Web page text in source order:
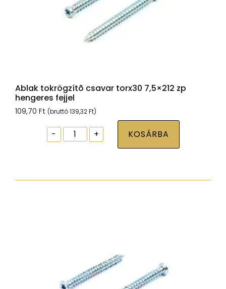
Ablak tokrögzítõ csavar torx30 7,5×212 zp
hengeres fejjel
109,70 Ft (bruttó139,32Ft)
-
Ablak
tokrögzítõ
7,5x212
+ KOSÁRBA